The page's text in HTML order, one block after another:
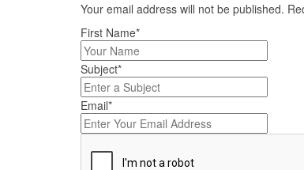
Your email address will not be published.
First Name*
Subject*
Email*